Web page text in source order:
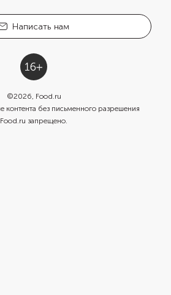
Написать нам
©2026, Food.ru
контента без письменного разрешения
Food.ru запрещено.